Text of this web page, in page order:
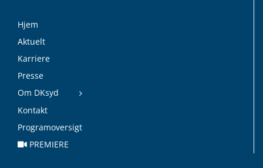
Hjem
Aktuelt
Karriere
Presse
Om DKsyd
Kontakt
Programoversigt
PREMIERE